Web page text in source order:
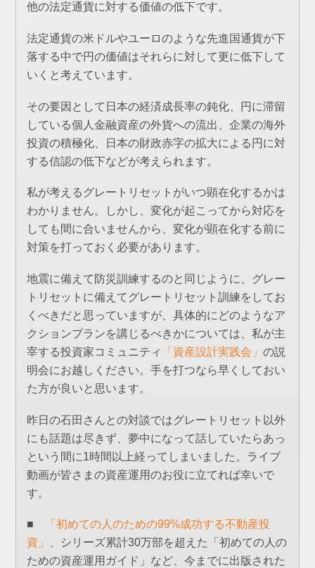
他の法定通貨に対する価値の低下です。
法定通貨の米ドルやユーロのような先進国通貨が下
落する中で円の価値はそれらに対して更に低下して
いくと考えています。
その要因として日本の経済成長率の鈍化、円に滞留
している個人金融資産の外貨への流出、企業の海外
投資の積極化、日本の財政赤字の拡大による円に対
する信認の低下などが考えられます。
私が考えるグレートリセットがいつ顕在化するかは
わかりません。しかし、変化が起こってから対応を
しても間に合いませんから、変化が顕在化する前に
対策を打っておく必要があります。
地震に備えて防災訓練するのと同じように、グレー
トリセットに備えてグレートリセット訓練をしてお
くべきだと思っていますが、具体的にどのようなア
クションプランを講じるべきかについては、私が主
宰する投資家コミュニティ
「資産設計実践会」の説
明会にお越しください。手を打つなら早くしておい
た方が良いと思います。
昨日の石田さんとの対談ではグレートリセット以外
にも話題は尽きず、夢中になって話していたらあっ
という間に1時間以上経ってしまいました。ライブ
動画が皆さまの資産運用のお役に立てれば幸いで
す。
■
「初めての人のための99%成功する不動産投
資」
、シリーズ累計30万部を超えた「初めての人の
ための資産運用ガイド」など、今までに出版された